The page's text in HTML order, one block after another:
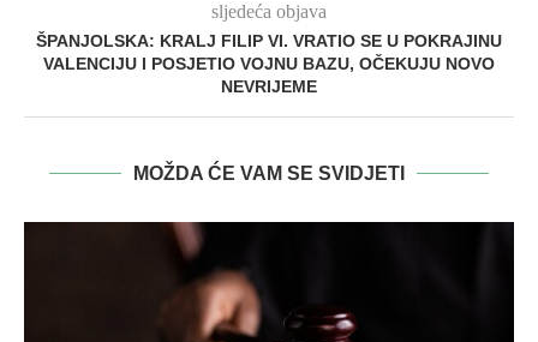
sljedeća objava
ŠPANJOLSKA: KRALJ FILIP VI. VRATIO SE U POKRAJINU
VALENCIJU I POSJETIO VOJNU BAZU, OČEKUJU NOVO
NEVRIJEME
MOŽDA ĆE VAM SE SVIDJETI